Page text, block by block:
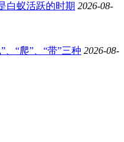
白蚁活跃的时期 2026-08-
、“爬”、“带”三种 2026-08-